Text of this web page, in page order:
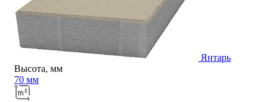
Янтарь
Высота, мм
70 мм